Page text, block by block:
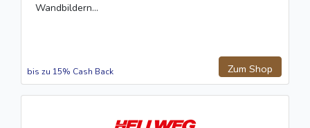
Wandbildern...
Zum Shop
bis zu 15% Cash Back